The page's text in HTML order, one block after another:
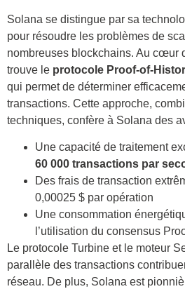
Solana se distingue par sa
pour résoudre les problèmes de
nombreuses blockchains. Au cœur
trouve le protocole Proof-of-
qui permet de déterminer
transactions. Cette approche,
techniques, confère à Solana des
Une capacité de traitement
60 000 transactions par
Des frais de transaction
0,00025 $ par opération
Une consommation
l’utilisation du consensus
Le protocole Turbine et le moteur
parallèle des transactions
réseau. De plus, Solana est